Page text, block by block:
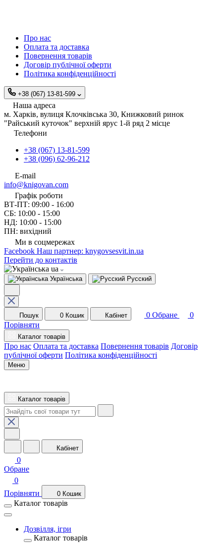
Про нас
Оплата та доставка
Повернення товарів
Договір публічної оферти
Політика конфіденційності
+38 (067) 13-81-599
Наша адреса
м. Харків, вулиця Клочківська 30, Книжковий ринок
"Райський куточок" верхній ярус 1-й ряд 2 місце
Телефони
+38 (067) 13-81-599
+38 (096) 62-96-212
E-mail
info@knigovan.com
Графік роботи
ВТ-ПТ: 09:00 - 16:00
СБ: 10:00 - 15:00
НД: 10:00 - 15:00
ПН: вихідний
Ми в соцмережах
Facebook Наш партнер: knygovsesvit.in.ua
Перейти до контактів
ua
Українська Русский
Пошук 0 Кошик Кабінет 0 Обране
0
Порівняти
Каталог товарів
Про нас Оплата та доставка Повернення товарів Договір
публічної оферти Політика конфіденційності
Меню
Каталог товарів
Кабінет
0
Обране
0
Порівняти
0 Кошик
Каталог товарів
Дозвілля, ігри
Каталог товарів